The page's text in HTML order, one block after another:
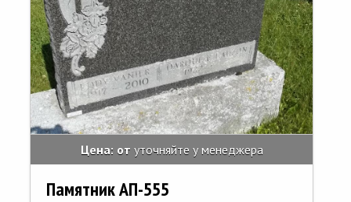
Цена: от уточняйте у менеджера
Памятник АП-555